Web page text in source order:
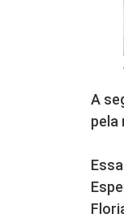
A
pela